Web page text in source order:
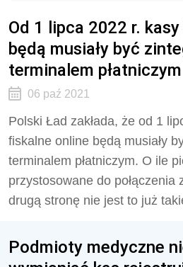
Od 1 lipca 2022 r.
będą musiały być
terminalem płatniczym
06 paź 2021
Polski Ład zakłada, że od 1
fiskalne online będą musiały
terminalem płatniczym. O ile
przystosowane do połączenia
drugą stronę nie jest to już
Podmioty medyczne